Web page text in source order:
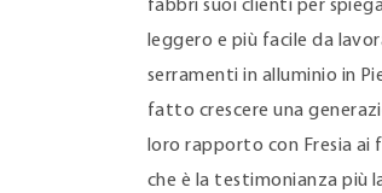
fabbri suoi clienti per
leggero e più facile da
serramenti in alluminio in
fatto crescere una
loro rapporto con Fresia ai
che è la testimonianza più